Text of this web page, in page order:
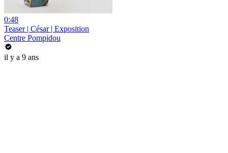
0:48
Teaser | César | Exposition
Centre Pompidou
il y a 9 ans